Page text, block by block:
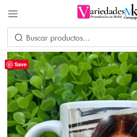
Save
Acceder
Por favor, introduce una respuesta en
once + nueve =